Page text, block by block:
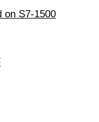
on S7-1500